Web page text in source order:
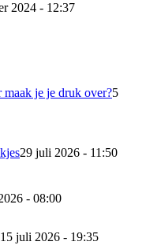
2024 - 12:37
maak je je druk over?5
29 juli 2026 - 11:50
- 08:00
15 juli 2026 - 19:35